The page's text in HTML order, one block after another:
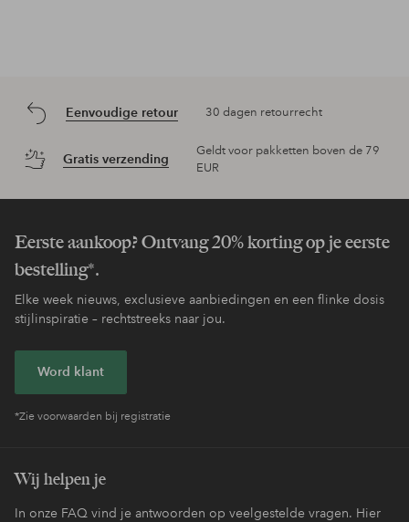
Eenvoudige retour 30 dagen retourrecht
Gratis verzending
Geldt voor pakketten boven de 79
EUR
Eerste aankoop? Ontvang 20% korting op je eerste
bestelling*.
Elke week nieuws, exclusieve aanbiedingen en een flinke dosis
stijlinspiratie – rechtstreeks naar jou.
Word klant
*Zie voorwaarden bij registratie
Wij helpen je
In onze FAQ vind je antwoorden op veelgestelde vragen. Hier